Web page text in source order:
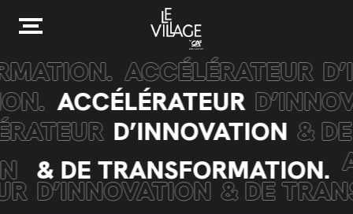
Le magazine du VillageACCÉLÉRATEUR
ACCÉLÉRATEUR
D’INNOVATION &
& DE TRANSFORMATION.
D’INNOVATION & DE